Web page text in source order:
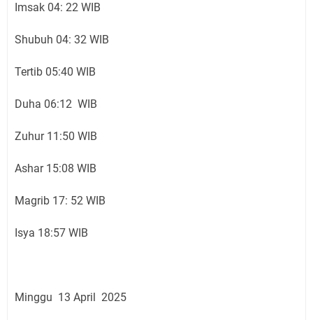
Imsak 04: 22 WIB
Shubuh 04: 32 WIB
Tertib 05:40 WIB
Duha 06:12 WIB
Zuhur 11:50 WIB
Ashar 15:08 WIB
Magrib 17: 52 WIB
Isya 18:57 WIB
Minggu 13 April 2025